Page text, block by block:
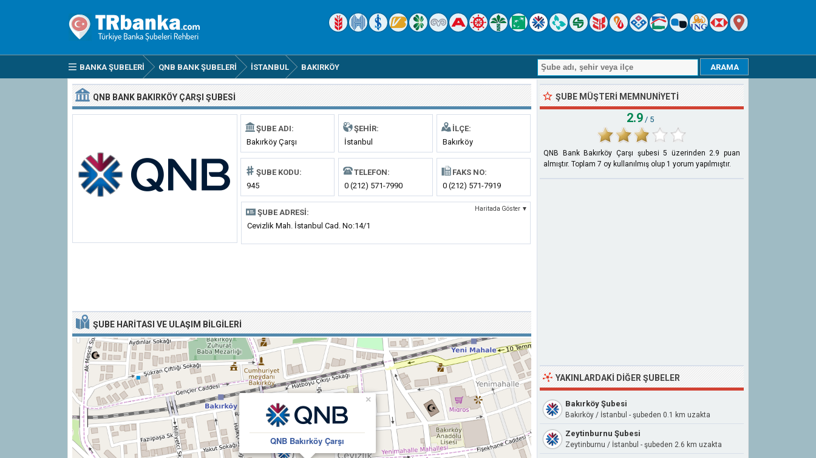
BANKA ŞUBELERI QNB BANK ŞUBELERI İSTANBUL BAKIRKÖY
QNB BANK BAKIRKÖY ÇARŞI ŞUBESI
ŞUBE ADI:
Bakırköy Çarşı
ŞEHIR:
İstanbul
İLÇE:
Bakırköy
ŞUBE KODU:
945
TELEFON:
0 (212) 571-7990
FAKS NO:
0 (212) 571-7919
ŞUBE ADRESI: Haritada Göster ▼
Cevizlik Mah. İstanbul Cad. No:14/1
ŞUBE HARITASI VE ULAŞIM BILGILERI
QNB Bakırköy Çarşı
×
ŞUBE MÜŞTERI MEMNUNIYETI
2.9 / 5
QNB Bank Bakırköy Çarşı şubesi 5 üzerinden2.9 puan
almıştır. Toplam 7 oy kullanılmış olup 1 yorum yapılmıştır.
YAKINLARDAKI DIĞER ŞUBELER
Bakırköy Şubesi
Bakırköy / İstanbul - şubeden 0.1 km uzakta
Zeytinburnu Şubesi
Zeytinburnu / İstanbul - şubeden 2.6 km uzakta